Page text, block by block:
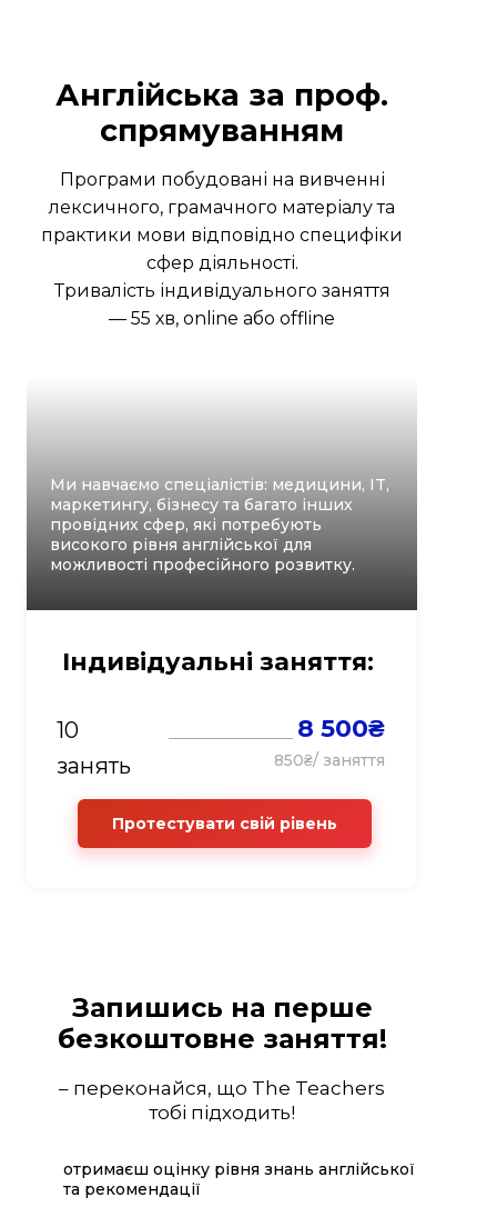
Індивідуальні заняття:
Програми побудовані на вивченні
лексичного, грамачного матеріалу та
практики мови відповідно специфіки
сфер діяльності.
Тривалість індивідуального заняття
— 55 хв, оnline aбо offline
10
занять
850₴/ заняття
8 500₴
Англійська за проф.
спрямуванням
Протестувати свій рівень
Ми навчаємо спеціалістів: медицини, IT,
маркетингу, бізнесу та багато інших
провідних сфер, які потребують
високого рівня англійської для
можливості професійного розвитку.
Запишись на перше
безкоштовне заняття!
– переконайся, що The Teachers
тобі підходить!
отримаєш оцінку рівня знань англійської
та рекомендації